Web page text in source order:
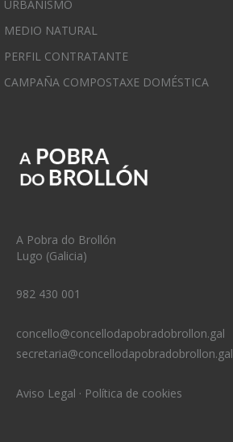
URBANISMO
MEDIO NATURAL
PERFIL CONTRATANTE
CAMPAÑA COMPOSTAXE DOMÉSTICA
A Pobra do Brollón
Lugo (Galicia)
982 430 001
concello@concellodapobradobrollon.gal
secretaria@concellodapobradobrollon.gal
Aviso Legal · Política de cookies